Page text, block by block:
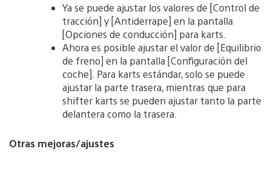
Ya se puede ajustar los valores de [Control de
tracción] y [Antiderrape] en la pantalla
[Opciones de conducción] para karts.
Ahora es posible ajustar el valor de [Equilibrio
de freno] en la pantalla [Configuración del
coche]. Para karts estándar, solo se puede
ajustar la parte trasera, mientras que para
shifter karts se pueden ajustar tanto la parte
delantera como la trasera.
Otras mejoras/ajustes